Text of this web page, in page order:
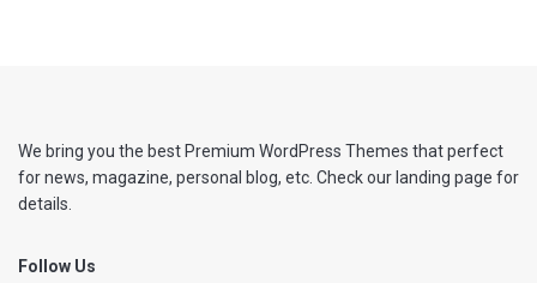
We bring you the best Premium WordPress Themes that perfect
for news, magazine, personal blog, etc. Check our landing page for
details.
Follow Us